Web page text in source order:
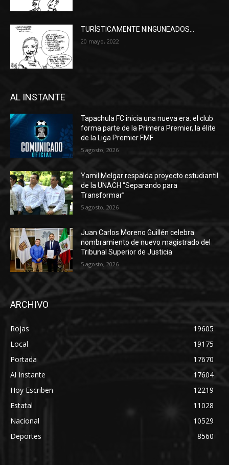
TURÍSTICAMENTE NINGUNEADOS…
20 mayo, 2022
AL INSTANTE
Tapachula FC inicia una nueva era: el club
forma parte de la Primera Premier, la élite
de la Liga Premier FMF
5 agosto, 2026
Yamil Melgar respalda proyecto estudiantil
de la UNACH “Separando para
Transformar”
5 agosto, 2026
Juan Carlos Moreno Guillén celebra
nombramiento de nuevo magistrado del
Tribunal Superior de Justicia
5 agosto, 2026
ARCHIVO
Rojas
19605
Local
19175
Portada
17670
Al Instante
17604
Hoy Escriben
12219
Estatal
11028
Nacional
10529
Deportes
8560